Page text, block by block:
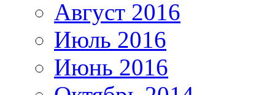
Август 2016
Июль 2016
Июнь 2016